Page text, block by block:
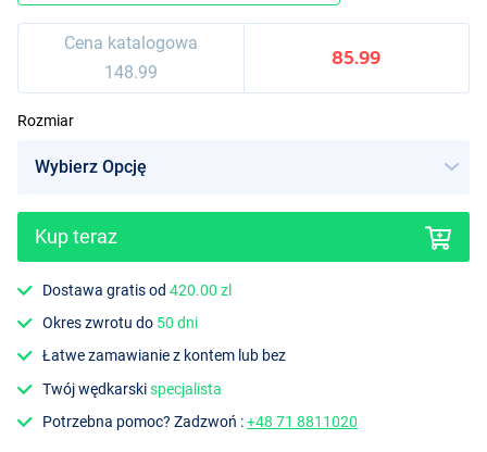
Cena katalogowa
148.99
85.99
Rozmiar
Kup teraz
Dostawa gratis od420.00 zl
Okres zwrotu do 50 dni
Łatwe zamawianie z kontem lub bez
Twój wędkarskispecjalista
Potrzebna pomoc? Zadzwoń :+48 71 8811020